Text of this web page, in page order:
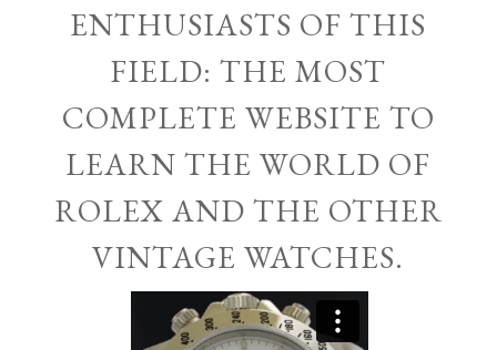
ENTHUSIASTS OF THIS
FIELD: THE MOST
COMPLETE WEBSITE TO
LEARN THE WORLD OF
ROLEX AND THE OTHER
VINTAGE WATCHES.